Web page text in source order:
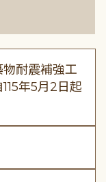
物耐震補強工
年5月2日起